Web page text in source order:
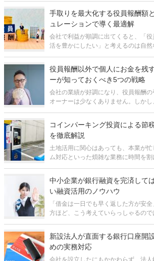
タル型のビジネスは急速に市場を拡
ても大きな注目を集めています。とは
手取りを最大化する役員報酬額
ュレーションで導く最適解
会社で利益が順調に出てくると、「
活を豊かにしたい」と考えるのは自
です。しかし、この発想だけで報酬
ないうちに数百万円単位で損をして
役員報酬以外で個人にお金を
ーが知っておくべき5つの戦略
会社の業績が好調になり、役員報酬
オーナーは少なくありません。しか
ほど増えないという現実に直面する
本では、個人の所得に対す
コインパーキング投資による節
を徹底解説
土地活用に関心はあっても、本業が
ム対応といった煩雑な業務に時間を
という方にとって、有力な選択肢の
わけ「一括借り上げ方式」によるコ
中小企業が銀行融資を完済して
い融資活用のノウハウ
「借金は一日でも早く返した方が安
方ほど、こう考えていらっしゃるの
っきりしますし、財務的にも健全な状
財務戦略の視点から見ると、この考
新設法人が直面する銀行口座開
めの実務対応
会社を設立したにもかかわらず、法
通話料無料で今すぐ 予